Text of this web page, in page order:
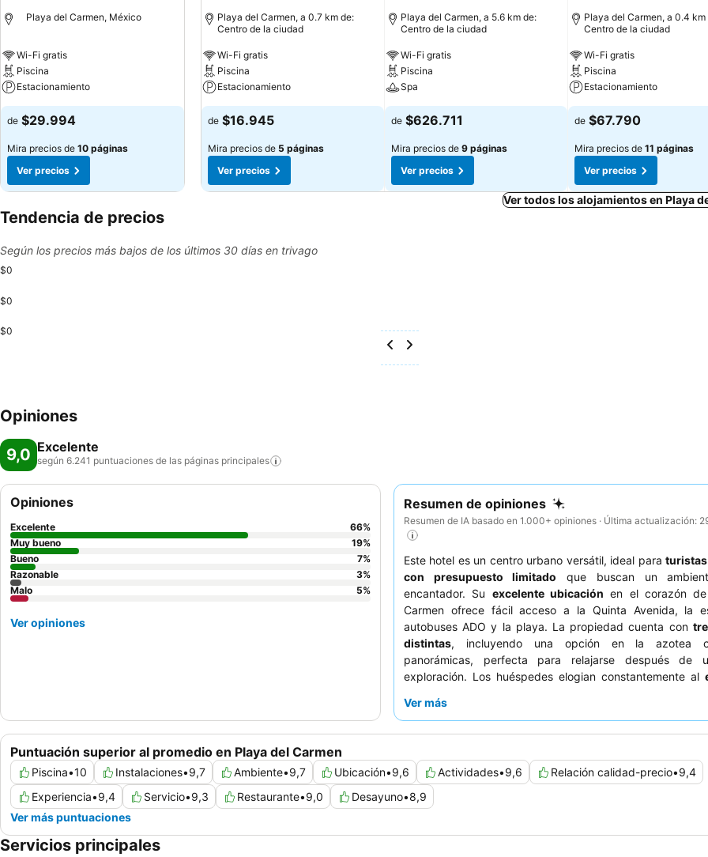
Playa del Carmen, México
Wi-Fi gratis
Piscina
Estacionamiento
de $29.994
Mira precios de 10 páginas
Ver precios
Playa del Carmen, a 0.7 km de:
Centro de la ciudad
Wi-Fi gratis
Piscina
Estacionamiento
de $16.945
Mira precios de 5 páginas
Ver precios
Playa del Carmen, a 5.6 km de:
Centro de la ciudad
Wi-Fi gratis
Piscina
Spa
de $626.711
Mira precios de 9 páginas
Ver precios
Playa del Carmen, a 0.4 km
Centro de la ciudad
Wi-Fi gratis
Piscina
Estacionamiento
de $67.790
Mira precios de 11 páginas
Ver precios
Ver todos los alojamientos en Playa
Tendencia de precios
Según los precios más bajos de los últimos 30 días en trivago
$0
$0
$0
Opiniones
9,0 Excelente
según 6.241 puntuaciones de las páginas principales
Resumen de opiniones
Resumen de IA basado en 1.000+ opiniones · Última actualización:
Este hotel es un centro urbano versátil, ideal paraturistas
con presupuesto limitado que buscan un
encantador. Su excelente ubicación en el corazón
Carmen ofrece fácil acceso a la Quinta Avenida, la
autobuses ADO y la playa. La propiedad cuenta con
distintas, incluyendo una opción en la azotea
panorámicas, perfecta para relajarse después de
exploración. Los huéspedes elogian constantemente al
carta que se sirve todos los días. Para una experiencia
Ver más
Puntuación superior al promedio en Playa del Carmen
Piscina•10 Instalaciones•9,7 Ambiente•9,7 Ubicación•9,6 Actividades•9,6 Relación calidad-precio•9,4
Experiencia•9,4 Servicio•9,3 Restaurante•9,0 Desayuno•8,9
Ver más puntuaciones
Opiniones
Excelente 66%
Muy bueno
19%
Bueno
7%
Razonable
3%
Malo
5%
Ver opiniones
Servicios principales